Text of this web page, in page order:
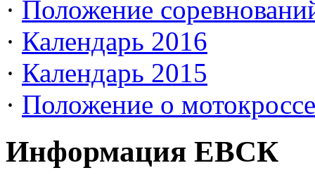
· Положение
· Календарь 2016
· Календарь 2015
· Положение о
Информация ЕВСК